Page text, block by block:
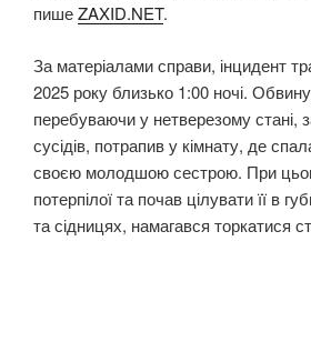
пишеZAXID.NET.
За матеріалами справи, інцидент
2025 року близько 1:00 ночі.
перебуваючи у нетверезому стані,
сусідів, потрапив у кімнату, де
своєю молодшою сестрою. При
потерпілої та почав цілувати її в
та сідницях, намагався торкатися